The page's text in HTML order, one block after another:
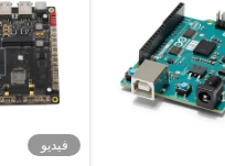
فيديو